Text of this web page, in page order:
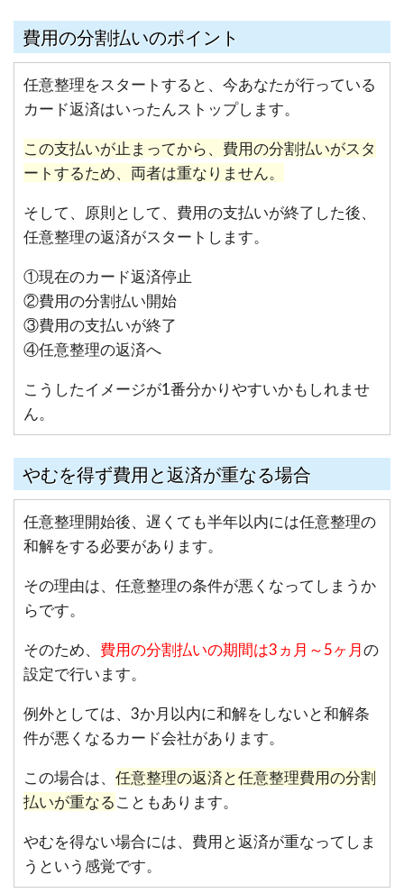
費用の分割払いのポイント
任意整理をスタートすると、今あなたが行っている
カード返済はいったんストップします。
この支払いが止まってから、費用の分割払いがスタ
ートするため、両者は重なりません。
そして、原則として、費用の支払いが終了した後、
任意整理の返済がスタートします。
①現在のカード返済停止
②費用の分割払い開始
③費用の支払いが終了
④任意整理の返済へ
こうしたイメージが1番分かりやすいかもしれませ
ん。
やむを得ず費用と返済が重なる場合
任意整理開始後、遅くても半年以内には任意整理の
和解をする必要があります。
その理由は、任意整理の条件が悪くなってしまうか
らです。
そのため、 費用の分割払いの期間は3ヵ月～5ヶ月の
設定で行います。
例外としては、3か月以内に和解をしないと和解条
件が悪くなるカード会社があります。
この場合は、 任意整理の返済と任意整理費用の分割
払いが重なることもあります。
やむを得ない場合には、費用と返済が重なってしま
うという感覚です。